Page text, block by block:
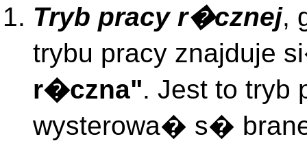
Tryb pracy r�cznej,
trybu pracy
r�czna". Jest to tryb
wysterowa� s�